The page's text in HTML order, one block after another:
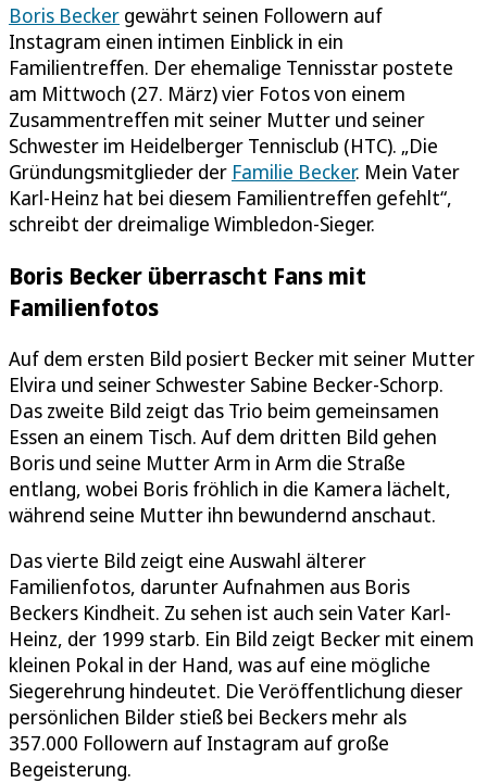
Boris Becker gewährt seinen Followern auf
Instagram einen intimen Einblick in ein
Familientreffen. Der ehemalige Tennisstar postete
am Mittwoch (27. März) vier Fotos von einem
Zusammentreffen mit seiner Mutter und seiner
Schwester im Heidelberger Tennisclub (HTC). „Die
Gründungsmitglieder der Familie Becker. Mein Vater
Karl-Heinz hat bei diesem Familientreffen gefehlt“,
schreibt der dreimalige Wimbledon-Sieger.
Boris Becker überrascht Fans mit
Familienfotos
Auf dem ersten Bild posiert Becker mit seiner Mutter
Elvira und seiner Schwester Sabine Becker-Schorp.
Das zweite Bild zeigt das Trio beim gemeinsamen
Essen an einem Tisch. Auf dem dritten Bild gehen
Boris und seine Mutter Arm in Arm die Straße
entlang, wobei Boris fröhlich in die Kamera lächelt,
während seine Mutter ihn bewundernd anschaut.
Das vierte Bild zeigt eine Auswahl älterer
Familienfotos, darunter Aufnahmen aus Boris
Beckers Kindheit. Zu sehen ist auch sein Vater Karl-
Heinz, der 1999 starb. Ein Bild zeigt Becker mit einem
kleinen Pokal in der Hand, was auf eine mögliche
Siegerehrung hindeutet. Die Veröffentlichung dieser
persönlichen Bilder stieß bei Beckers mehr als
357.000 Followern auf Instagram auf große
Begeisterung.